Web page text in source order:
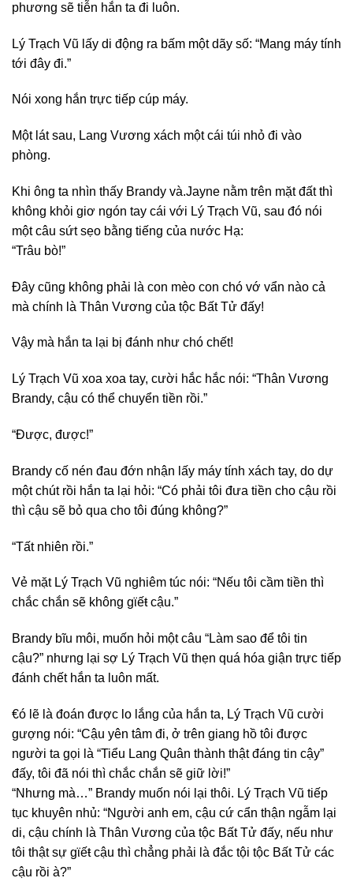
phương sẽ tiễn hắn ta đi luôn.
Lý Trạch Vũ lấy di động ra bấm một dãy số: “Mang máy tính
tới đây đi.”
Nói xong hắn trực tiếp cúp máy.
Một lát sau, Lang Vương xách một cái túi nhỏ đi vào
phòng.
Khi ông ta nhìn thấy Brandy và.Jayne nằm trên mặt đất thì
không khỏi giơ ngón tay cái với Lý Trạch Vũ, sau đó nói
một câu sứt sẹo bằng tiếng của nước Hạ:
“Trâu bò!”
Đây cũng không phải là con mèo con chó vớ vẩn nào cả
mà chính là Thân Vương của tộc Bất Tử đấy!
Vậy mà hắn ta lại bị đánh như chó chết!
Lý Trạch Vũ xoa xoa tay, cười hắc hắc nói: “Thân Vương
Brandy, cậu có thể chuyển tiền rồi.”
“Được, được!”
Brandy cố nén đau đớn nhận lấy máy tính xách tay, do dự
một chút rồi hắn ta lại hỏi: “Có phải tôi đưa tiền cho cậu rồi
thì cậu sẽ bỏ qua cho tôi đúng không?”
“Tất nhiên rồi.”
Vẻ mặt Lý Trạch Vũ nghiêm túc nói: “Nếu tôi cầm tiền thì
chắc chắn sẽ không gϊếŧ cậu.”
Brandy bĩu môi, muốn hỏi một câu “Làm sao để tôi tin
cậu?” nhưng lại sợ Lý Trạch Vũ thẹn quá hóa giận trực tiếp
đánh chết hắn ta luôn mất.
€ó lẽ là đoán được lo lắng của hắn ta, Lý Trạch Vũ cười
gượng nói: “Cậu yên tâm đi, ở trên giang hồ tôi được
người ta gọi là “Tiểu Lang Quân thành thật đáng tin cậy”
đấy, tôi đã nói thì chắc chắn sẽ giữ lời!”
“Nhưng mà…” Brandy muốn nói lại thôi. Lý Trạch Vũ tiếp
tục khuyên nhủ: “Người anh em, cậu cứ cẩn thận ngẫm lại
di, cậu chính là Thân Vương của tộc Bất Tử đấy, nếu như
tôi thật sự gϊếŧ cậu thì chẳng phải là đắc tội tộc Bất Tử các
cậu rồi à?”